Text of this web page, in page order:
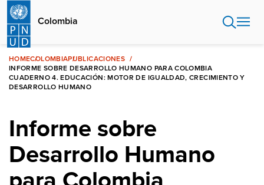
Pasar
contenido
principal
Colombia
HOMECOLOMBIAPUBLICACIONES
INFORME SOBRE DESARROLLO HUMANO PARA COLOMBIA
CUADERNO 4. EDUCACIÓN: MOTOR DE IGUALDAD, CRECIMIENTO Y
DESARROLLO HUMANO
Informe sobre
Desarrollo Humano